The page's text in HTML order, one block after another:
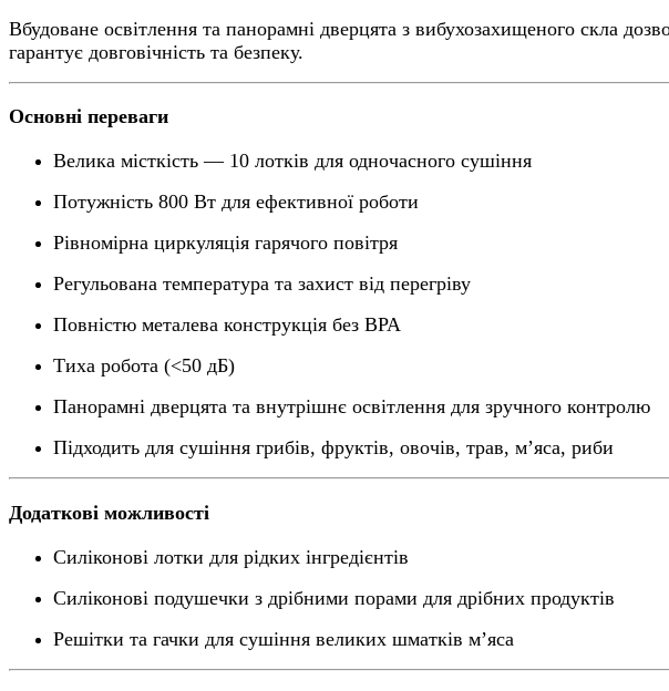
Вбудоване освітлення та панорамні дверцята з вибухозахищеного скла
гарантує довговічність та безпеку.
Основні переваги
Велика місткість — 10 лотків для одночасного сушіння
Потужність 800 Вт для ефективної роботи
Рівномірна циркуляція гарячого повітря
Регульована температура та захист від перегріву
Повністю металева конструкція без BPA
Тиха робота (<50 дБ)
Панорамні дверцята та внутрішнє освітлення для зручного контролю
Підходить для сушіння грибів, фруктів, овочів, трав, м’яса, риби
Додаткові можливості
Силіконові лотки для рідких інгредієнтів
Силіконові подушечки з дрібними порами для дрібних продуктів
Решітки та гачки для сушіння великих шматків м’яса